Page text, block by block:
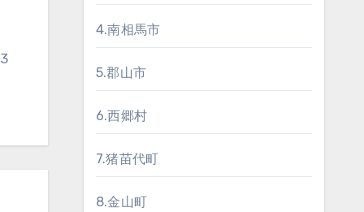
4.南相馬市
5.郡山市
6.西郷村
7.猪苗代町
8.金山町